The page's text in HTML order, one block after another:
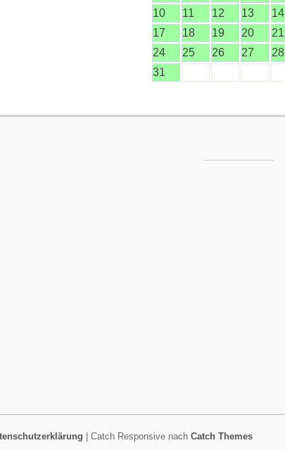
10
11 12 13 14
17
18 19 20 21
24
25 26 27 28
31
| Catch Responsive nach Catch Themes